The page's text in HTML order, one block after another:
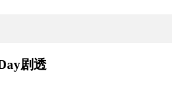
剧透